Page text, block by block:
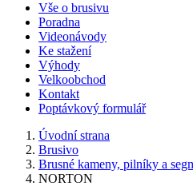
Vše o brusivu
Poradna
Videonávody
Ke stažení
Výhody
Velkoobchod
Kontakt
Poptávkový formulář
Úvodní strana
Brusivo
Brusné kameny, pilníky a
NORTON